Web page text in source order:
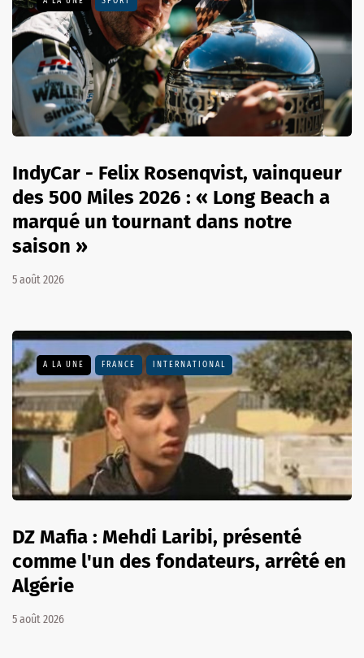
IndyCar - Felix Rosenqvist, vainqueur
des 500 Miles 2026 : « Long Beach a
marqué un tournant dans notre
saison »
5 août 2026
A LA UNE FRANCE INTERNATIONAL
DZ Mafia : Mehdi Laribi, présenté
comme l'un des fondateurs, arrêté en
Algérie
5 août 2026